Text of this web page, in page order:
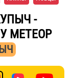
-
МЕТЕОР